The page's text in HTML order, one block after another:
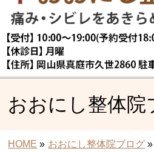
おおにし整体院
HOME » おおにし整体院ブログ »